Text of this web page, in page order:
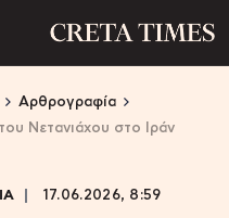
Αρθρογραφία
Νετανιάχου στο Ιράν
17.06.2026, 8:59